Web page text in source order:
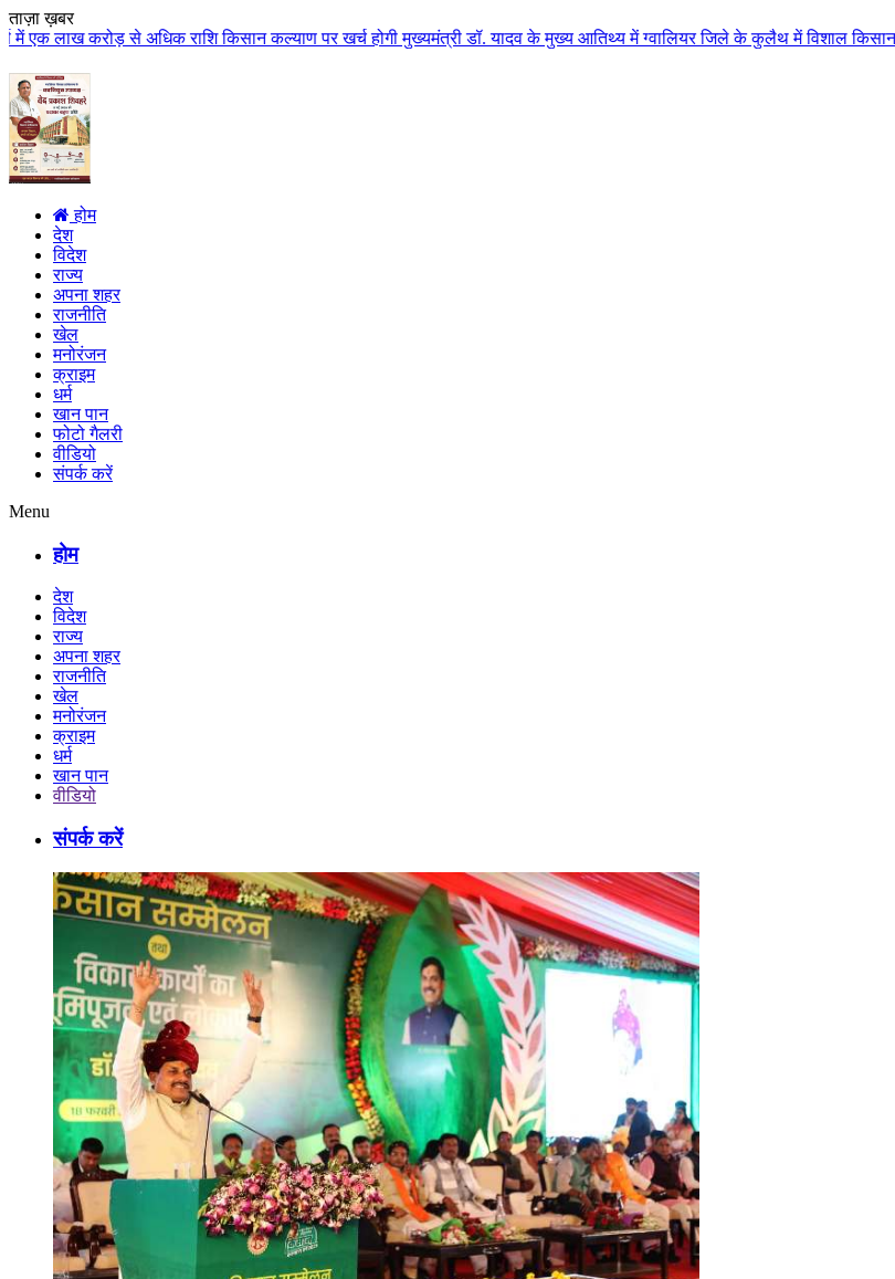
ताज़ा ख़बर
राशि किसान कल्याण पर खर्च होगी मुख्यमंत्री डॉ. यादव के मुख्य आतिथ्य में ग्वालियर जिले के कुलैथ में विशाल किसान सम्मेलन
होम
देश
विदेश
राज्य
अपना शहर
राजनीति
खेल
मनोरंजन
क्राइम
धर्म
खान पान
फोटो गैलरी
वीडियो
संपर्क करें
Menu
होम
देश
विदेश
राज्य
अपना शहर
राजनीति
खेल
मनोरंजन
क्राइम
धर्म
खान पान
वीडियो
संपर्क करें